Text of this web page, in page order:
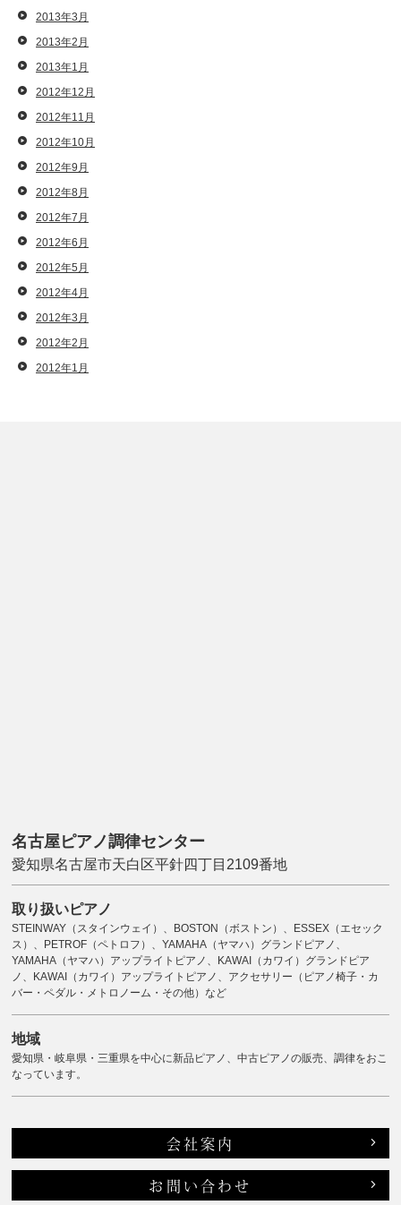
2013年3月
2013年2月
2013年1月
2012年12月
2012年11月
2012年10月
2012年9月
2012年8月
2012年7月
2012年6月
2012年5月
2012年4月
2012年3月
2012年2月
2012年1月
名古屋ピアノ調律センター
愛知県名古屋市天白区平針四丁目2109番地
取り扱いピアノ
STEINWAY（スタインウェイ）、BOSTON（ボストン）、ESSEX（エセック
ス）、PETROF（ペトロフ）、YAMAHA（ヤマハ）グランドピアノ、
YAMAHA（ヤマハ）アップライトピアノ、KAWAI（カワイ）グランドピア
ノ、KAWAI（カワイ）アップライトピアノ、アクセサリー（ピアノ椅子・カ
バー・ペダル・メトロノーム・その他）など
地域
愛知県・岐阜県・三重県を中心に新品ピアノ、中古ピアノの販売、調律をおこ
なっています。
会社案内
お問い合わせ